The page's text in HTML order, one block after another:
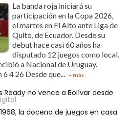
La banda roja iniciará su
participación en la Copa 2026,
el martes en El Alto ante Liga de
Quito, de Ecuador. Desde su
debut hace casi 60 años ha
disputado 12 juegos como local.
a Nacional de Uruguay.
4 26 Desde que...
+ más
Ready no vence a Bolívar desde
la docena de juegos en casa